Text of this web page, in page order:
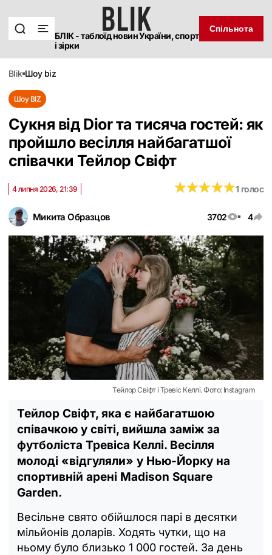
БЛІК - таблоїд новин України, спорт
і зірки
Спільнота
blik шоу biz
Шоу BIZ
Сукня від Dior та тисяча гостей: як
пройшло весілля найбагатшої
співачки Тейлор Свіфт
Микита Образцов 3702 4
4 липня 2026, 21:39 ★★★★★
★★★★★1 голос
Тейлор Свіфт і Тревіс Келлі. Фото: Instagram
Тейлор Свіфт, яка є найбагатшою
співачкою у світі, вийшла заміж за
футболіста Тревіса Келлі. Весілля
молоді «відгуляли» у Нью-Йорку на
спортивній арені Madison Square
Garden.
Весільне свято обійшлося парі в десятки
мільйонів доларів. Ходять чутки, що на
ньому було близько 1 000 гостей. За день